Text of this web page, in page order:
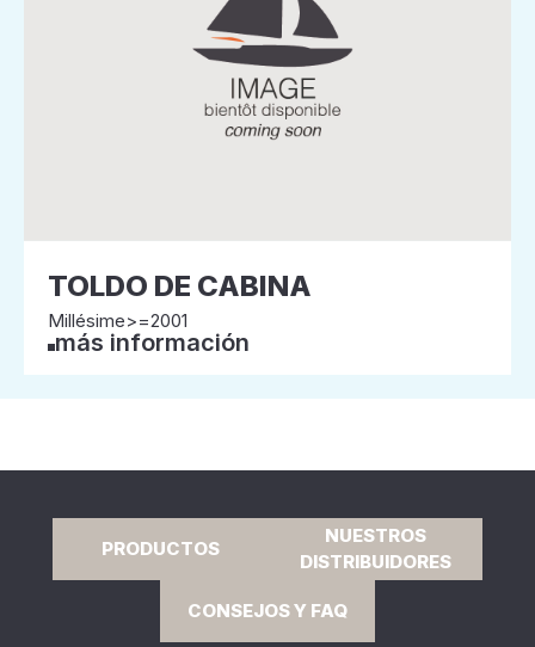
TOLDO DE CABINA
Millésime>=2001
más información
PRODUCTOS
NUESTROS
DISTRIBUIDORES
CONSEJOS Y FAQ